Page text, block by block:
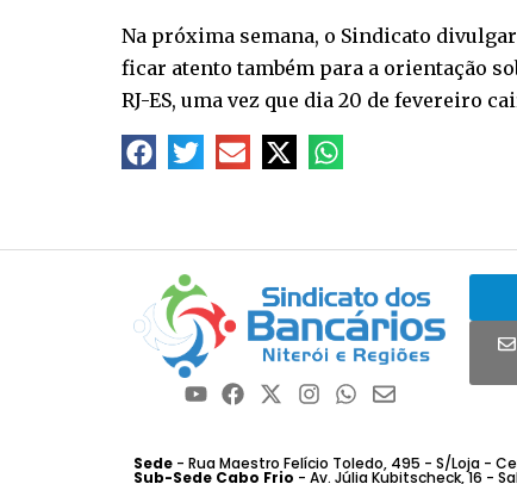
Na próxima semana, o Sindicato
ficar atento também para a orientação
RJ-ES, uma vez que dia 20 de fevereiro
Sede - Rua Maestro Felício Toledo, 495 - S/Loja -
Sub-Sede Cabo Frio - Av. Júlia Kubitscheck, 16 -